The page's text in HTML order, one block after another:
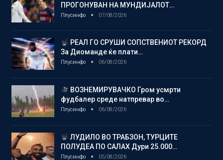
ПРОГОНУВАН НА МУНДИЈАЛОТ…
Плусинфо 07/08/2026
РЕАЛ ГО СРУШИ СОПСТВЕНИОТ РЕКОРД
За Диоманде ќе плати…
Плусинфо 06/08/2026
ВОЗНЕМИРУВАЧКО Гром усмрти
фудбалер среде натпревар во…
Плусинфо 06/08/2026
ЛУДИЛО ВО ТРАБЗОН, ТУРЦИТЕ
ПОЛУДЕА ПО САЛАХ Дури 25.000…
Плусинфо 05/08/2026